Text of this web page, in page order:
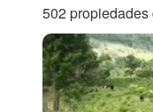
502